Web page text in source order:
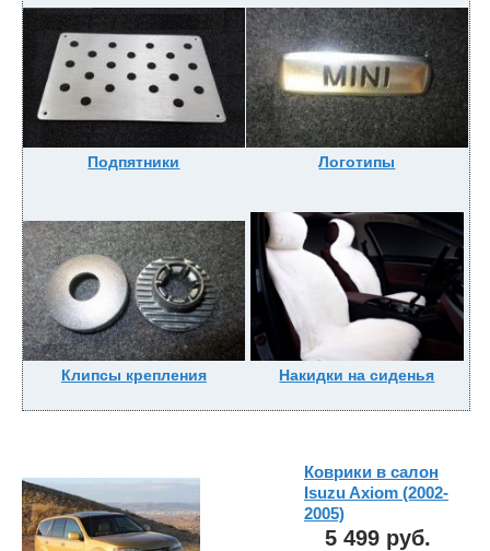
Подпятники Логотипы
Клипсы крепления Накидки на сиденья
Коврики в салон
Isuzu Axiom (2002-
2005)
5 499 руб.